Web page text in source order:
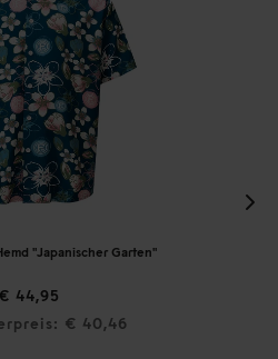
"Japanischer Garten"
€ 44,95
€ 40,46